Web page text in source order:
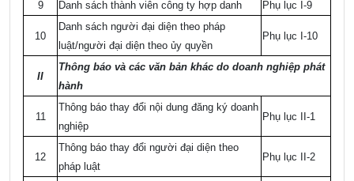
9 Danh sách thành viên công ty hợp danh Phụ lục I-9
10
Danh sách người đại diện theo pháp
luật/người đại diện theo ủy quyền
Phụ lục I-10
II
Thông báo và các văn bản khác do doanh nghiệp phát
hành
11
Thông báo thay đổi nội dung đăng ký doanh
nghiệp
Phụ lục II-1
12
Thông báo thay đổi người đại diện theo
pháp luật
Phụ lục II-2